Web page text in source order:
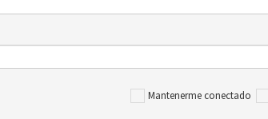
Mantenerme conectado